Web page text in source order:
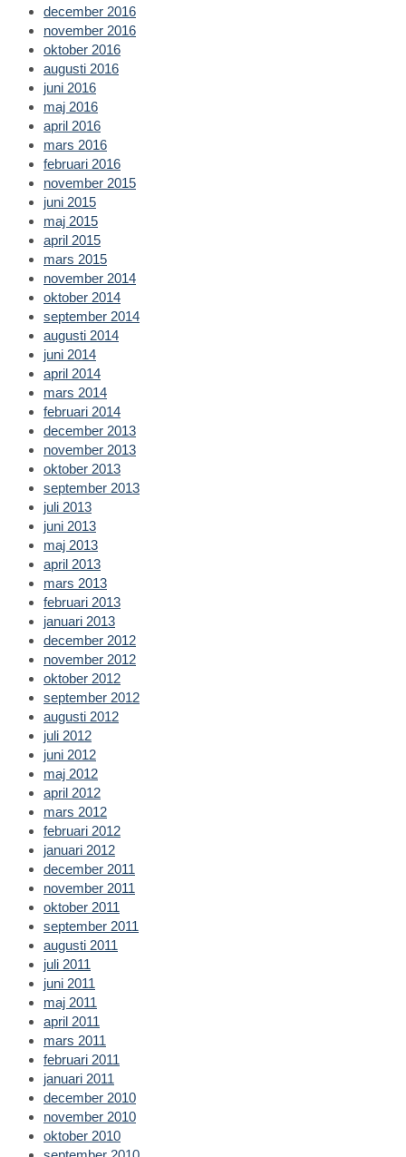
december 2016
november 2016
oktober 2016
augusti 2016
juni 2016
maj 2016
april 2016
mars 2016
februari 2016
november 2015
juni 2015
maj 2015
april 2015
mars 2015
november 2014
oktober 2014
september 2014
augusti 2014
juni 2014
april 2014
mars 2014
februari 2014
december 2013
november 2013
oktober 2013
september 2013
juli 2013
juni 2013
maj 2013
april 2013
mars 2013
februari 2013
januari 2013
december 2012
november 2012
oktober 2012
september 2012
augusti 2012
juli 2012
juni 2012
maj 2012
april 2012
mars 2012
februari 2012
januari 2012
december 2011
november 2011
oktober 2011
september 2011
augusti 2011
juli 2011
juni 2011
maj 2011
april 2011
mars 2011
februari 2011
januari 2011
december 2010
november 2010
oktober 2010